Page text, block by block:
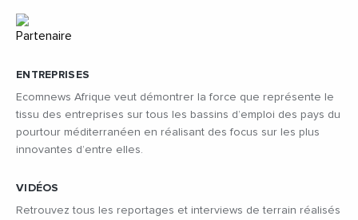
ENTREPRISES
Ecomnews Afrique veut démontrer la force que représente le
tissu des entreprises sur tous les bassins d’emploi des pays du
pourtour méditerranéen en réalisant des focus sur les plus
innovantes d’entre elles.
VIDÉOS
Retrouvez tous les reportages et interviews de terrain réalisés